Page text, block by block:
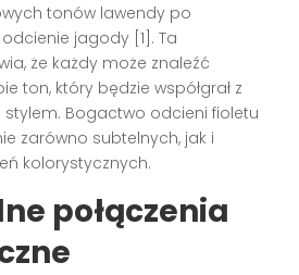
tonów lawendy po
jagody [1]. Ta
że każdy może znaleźć
ton, który będzie współgrał z
Bogactwo odcieni fioletu
zarówno subtelnych, jak i
kolorystycznych.
połączenia